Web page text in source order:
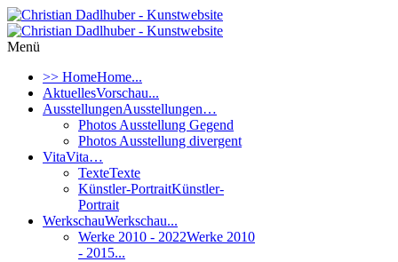
Menü
>> HomeHome...
AktuellesVorschau...
AusstellungenAusstellungen…
Photos Ausstellung Gegend
Photos Ausstellung divergent
VitaVita…
TexteTexte
Künstler-PortraitKünstler-
Portrait
WerkschauWerkschau...
Werke 2010 - 2022Werke 2010
- 2015...